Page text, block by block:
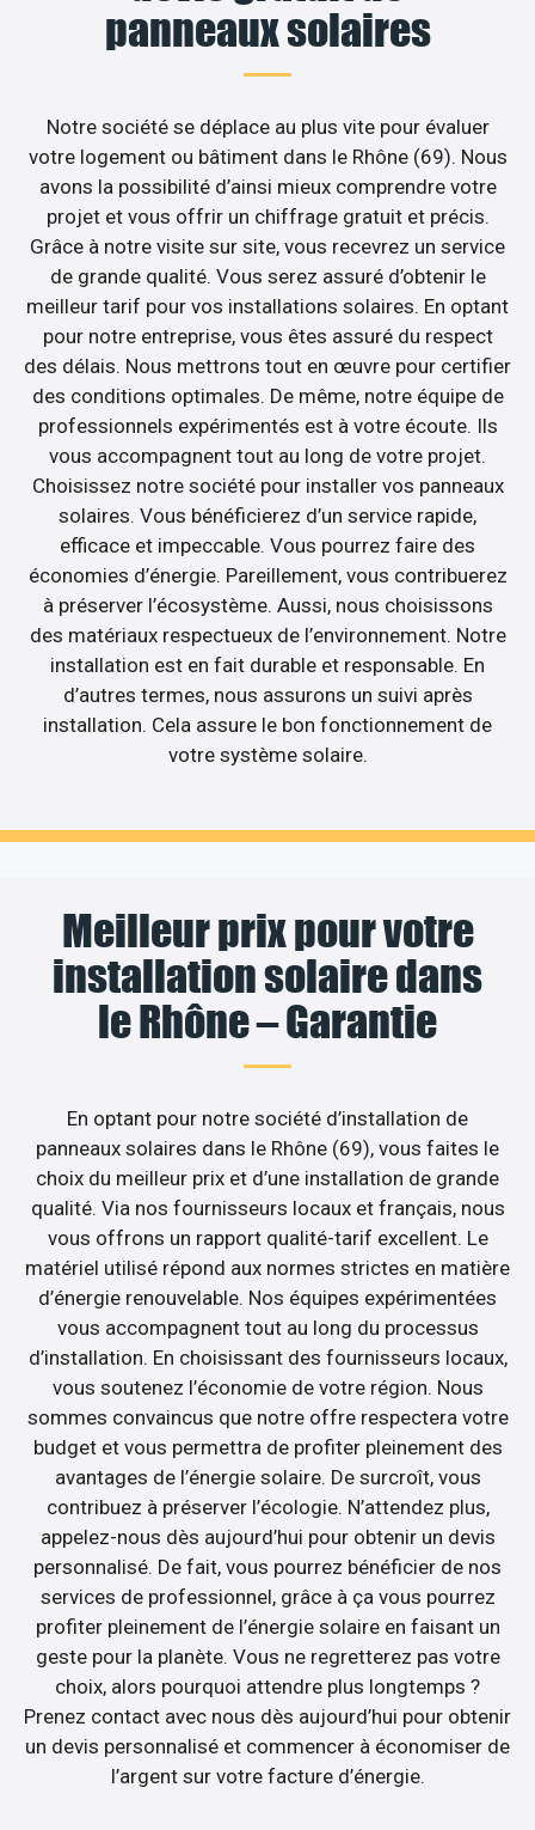
panneaux solaires
Notre société se déplace au plus vite pour évaluer
votre logement ou bâtiment dans le Rhône (69). Nous
avons la possibilité d’ainsi mieux comprendre votre
projet et vous offrir un chiffrage gratuit et précis.
Grâce à notre visite sur site, vous recevrez un service
de grande qualité. Vous serez assuré d’obtenir le
meilleur tarif pour vos installations solaires. En optant
pour notre entreprise, vous êtes assuré du respect
des délais. Nous mettrons tout en œuvre pour certifier
des conditions optimales. De même, notre équipe de
professionnels expérimentés est à votre écoute. Ils
vous accompagnent tout au long de votre projet.
Choisissez notre société pour installer vos panneaux
solaires. Vous bénéficierez d’un service rapide,
efficace et impeccable. Vous pourrez faire des
économies d’énergie. Pareillement, vous contribuerez
à préserver l’écosystème. Aussi, nous choisissons
des matériaux respectueux de l’environnement. Notre
installation est en fait durable et responsable. En
d’autres termes, nous assurons un suivi après
installation. Cela assure le bon fonctionnement de
votre système solaire.
Meilleur prix pour votre
installation solaire dans
le Rhône – Garantie
En optant pour notre société d’installation de
panneaux solaires dans le Rhône (69), vous faites le
choix du meilleur prix et d’une installation de grande
qualité. Via nos fournisseurs locaux et français, nous
vous offrons un rapport qualité-tarif excellent. Le
matériel utilisé répond aux normes strictes en matière
d’énergie renouvelable. Nos équipes expérimentées
vous accompagnent tout au long du processus
d’installation. En choisissant des fournisseurs locaux,
vous soutenez l’économie de votre région. Nous
sommes convaincus que notre offre respectera votre
budget et vous permettra de profiter pleinement des
avantages de l’énergie solaire. De surcroît, vous
contribuez à préserver l’écologie. N’attendez plus,
appelez-nous dès aujourd’hui pour obtenir un devis
personnalisé. De fait, vous pourrez bénéficier de nos
services de professionnel, grâce à ça vous pourrez
profiter pleinement de l’énergie solaire en faisant un
geste pour la planète. Vous ne regretterez pas votre
choix, alors pourquoi attendre plus longtemps ?
Prenez contact avec nous dès aujourd’hui pour obtenir
un devis personnalisé et commencer à économiser de
l’argent sur votre facture d’énergie.